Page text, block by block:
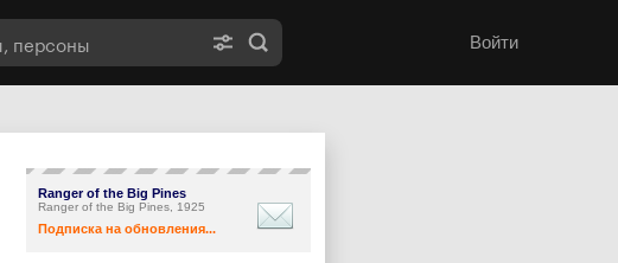
Войти
Ranger of the Big Pines
Ranger of the Big Pines, 1925
Подписка на обновления...